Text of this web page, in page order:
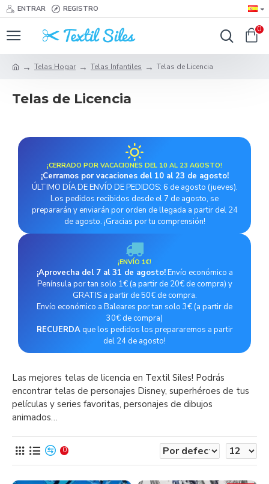
ENTRAR REGISTRO
0
Telas Hogar Telas Infantiles Telas de Licencia
Telas de Licencia
¡CERRADO POR VACACIONES DEL 10 AL 23 AGOSTO!
¡Cerramos por vacaciones del 10 al 23 de agosto!
ÚLTIMO DÍA DE ENVÍO DE PEDIDOS: 6 de agosto (jueves).
Los pedidos recibidos desde el 7 de agosto, se
prepararán y enviarán por orden de llegada a partir del 24
de agosto. ¡Gracias por tu comprensión!
¡ENVÍO 1€!
¡Aprovecha del 7 al 31 de agosto!Envío económico a
Península por tan solo 1€ (a partir de 20€ de compra) y
GRATIS a partir de 50€ de compra.
Envío económico a Baleares por tan solo 3€ (a partir de
30€ de compra)
RECUERDAque los pedidos los prepararemos a partir
del 24 de agosto!
Las mejores telas de licencia en Textil Siles! Podrás
encontrar telas de personajes Disney, superhéroes de tus
películas y series favoritas, personajes de dibujos
animados…
0